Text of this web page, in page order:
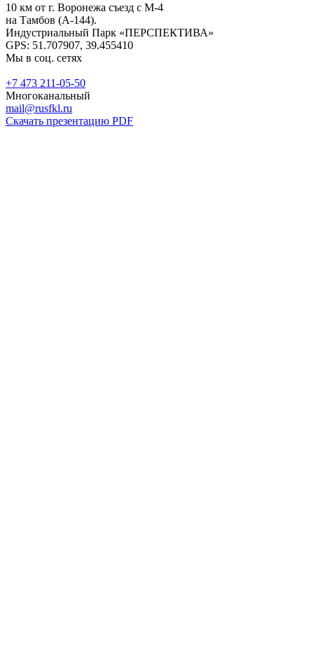
10 км от г. Воронежа съезд с М-4
на Тамбов (А-144).
Индустриальный Парк «ПЕРСПЕКТИВА»
GPS: 51.707907, 39.455410
Мы в соц. сетях
+7 473 211-05-50
Многоканальный
mail@rusfkl.ru
Скачать презентацию PDF